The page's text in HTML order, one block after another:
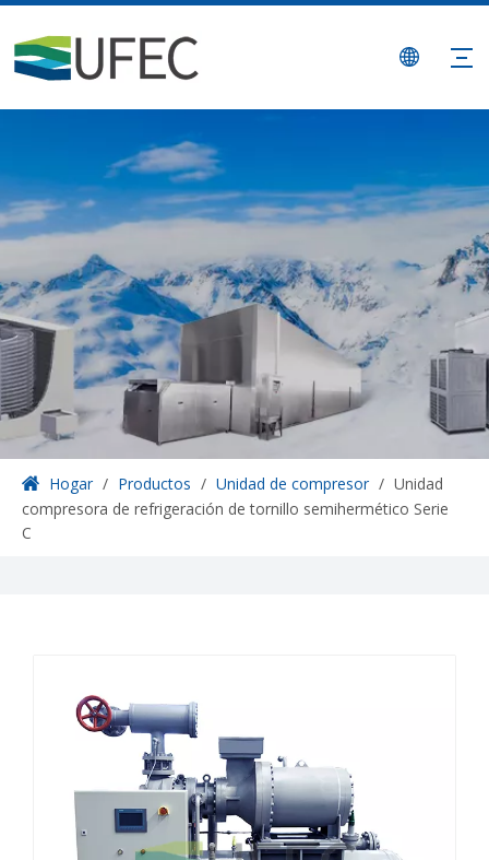
Hogar / Productos / Unidad de compresor / Unidad
compresora de refrigeración de tornillo semihermético Serie
C